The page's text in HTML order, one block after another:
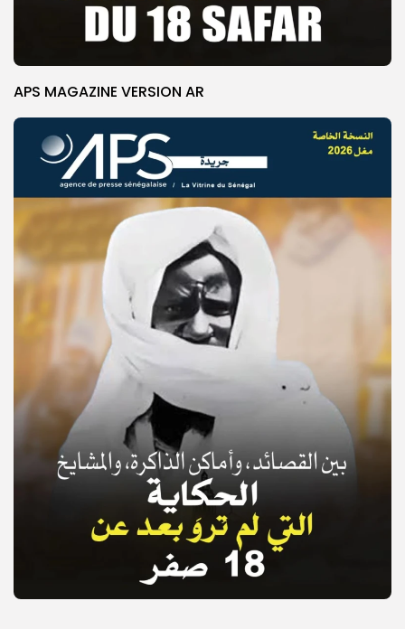
© Copyright 2025, APS
APS MAGAZINE VERSION AR